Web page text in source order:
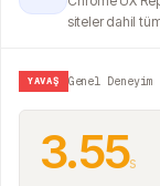
siteler dahil
YAVAŞ Genel Deneyim
3.55s